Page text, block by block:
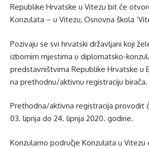
Republike Hrvatske u Vitezu bit će
Konzulata – u Vitezu, Osnovna škola
Pozivaju se svi hrvatski državljani koji
izbornim mjestima u diplomatsko-
predstavništvima Republike Hrvatske u
na prethodnu/aktivnu registraciju birača.
Prethodna/aktivna registracija provodit
03. lipnja do 24. lipnja 2020. godine.
Konzularno područje Konzulata u Vitezu